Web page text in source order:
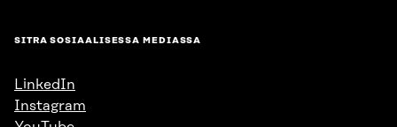
SITRA SOSIAALISESSA MEDIASSA
LinkedIn
Instagram